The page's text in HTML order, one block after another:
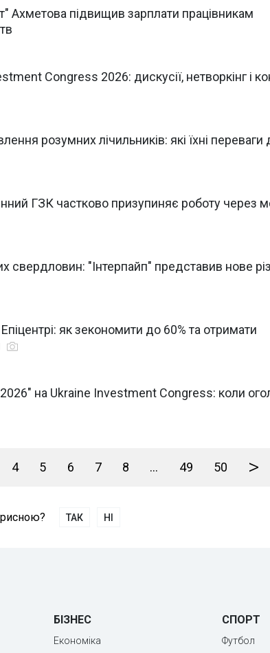
Ахметова підвищив зарплати працівникам
Congress 2026: дискусії, нетворкінг і
розумних лічильників: які їхні переваги
ГЗК частково призупиняє роботу через
свердловин: "Інтерпайп" представив нове
як зекономити до 60% та отримати
на Ukraine Investment Congress: коли
4 5 6 7 8 ... 49 50 >
ТАК НІ
БІЗНЕС
Економіка
СПОРТ
Футбол